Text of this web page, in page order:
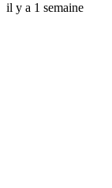
il y a 1 semaine